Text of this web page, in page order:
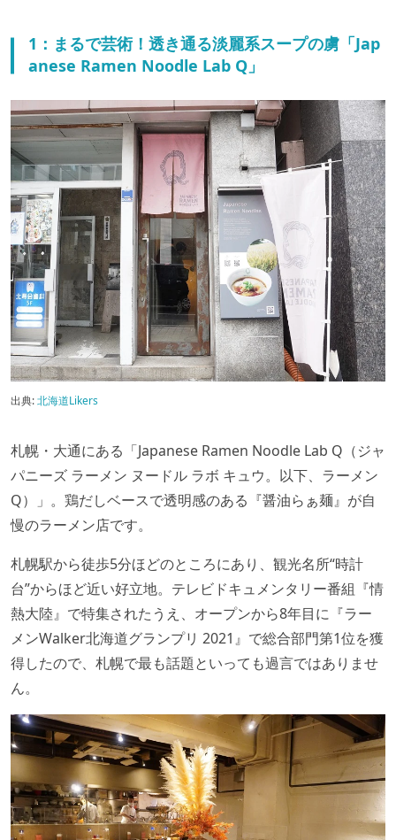
1：まるで芸術！透き通る淡麗系スープの虜「Jap
anese Ramen Noodle Lab Q」
出典:北海道Likers
札幌・大通にある「Japanese Ramen Noodle Lab Q（ジャ
パニーズ ラーメン ヌードル ラボ キュウ。以下、ラーメン
Q）」。鶏だしベースで透明感のある『醤油らぁ麺』が自
慢のラーメン店です。
札幌駅から徒歩5分ほどのところにあり、観光名所“時計
台”からほど近い好立地。テレビドキュメンタリー番組『情
熱大陸』で特集されたうえ、オープンから8年目に『ラー
メンWalker北海道グランプリ 2021』で総合部門第1位を獲
得したので、札幌で最も話題といっても過言ではありませ
ん。